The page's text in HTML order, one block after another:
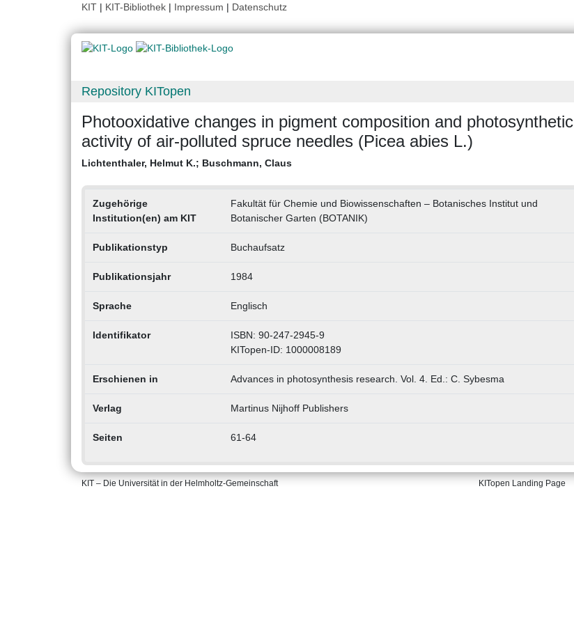
KIT | KIT-Bibliothek | Impressum | Datenschutz
Repository KITopen
Photooxidative changes in pigment composition and photosynthetic
activity of air-polluted spruce needles (Picea abies L.)
Lichtenthaler, Helmut K.; Buschmann, Claus
Zugehörige
Institution(en) am KIT
Fakultät für Chemie und Biowissenschaften – Botanisches Institut und
Botanischer Garten (BOTANIK)
Publikationstyp Buchaufsatz
Publikationsjahr 1984
Sprache Englisch
Identifikator
ISBN: 90-247-2945-9
KITopen-ID: 1000008189
Erschienen in Advances in photosynthesis research. Vol. 4. Ed.: C. Sybesma
Verlag Martinus Nijhoff Publishers
Seiten 61-64
KIT – Die Universität in der Helmholtz-Gemeinschaft KITopen Landing Page